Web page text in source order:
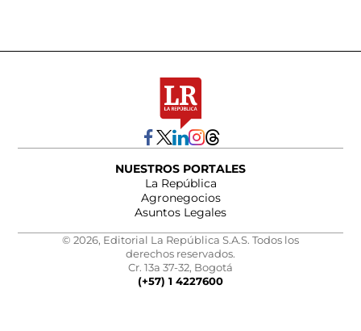
NUESTROS PORTALES
La República
Agronegocios
Asuntos Legales
© 2026, Editorial La República S.A.S. Todos los
derechos reservados.
Cr. 13a 37-32, Bogotá
(+57) 1 4227600